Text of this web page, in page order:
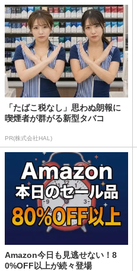
「たばこ税なし」思わぬ朗報に
喫煙者が群がる新型タバコ
PR(株式会社HAL)
Amazon今日も見逃せない！8
0%OFF以上が続々登場